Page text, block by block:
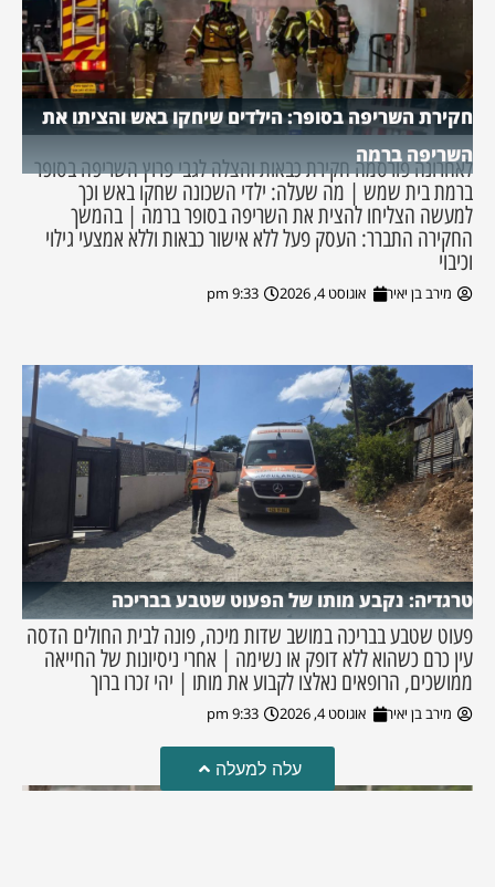
חקירת השריפה בסופר: הילדים שיחקו באש והציתו את
השריפה ברמה
לאחרונה פורסמה חקירת כבאות והצלה לגבי פרוץ השריפה בסופר
ברמת בית שמש | מה שעלה: ילדי השכונה שחקו באש וכך
למעשה הצליחו להצית את השריפה בסופר ברמה | בהמשך
החקירה התברר: העסק פעל ללא אישור כבאות וללא אמצעי גילוי
וכיבוי
מירב בן יאיר אוגוסט 4, 2026 9:33 pm
טרגדיה: נקבע מותו של הפעוט שטבע בבריכה
פעוט שטבע בבריכה במושב שדות מיכה, פונה לבית החולים הדסה
עין כרם כשהוא ללא דופק או נשימה | אחרי ניסיונות של החייאה
ממושכים, הרופאים נאלצו לקבוע את מותו | יהי זכרו ברוך
מירב בן יאיר אוגוסט 4, 2026 9:33 pm
עלה למעלה